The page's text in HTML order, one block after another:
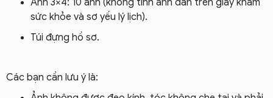
sức khỏe và sơ yếu lý lịch).
Túi đựng hồ sơ.
Các bạn cần lưu ý là: